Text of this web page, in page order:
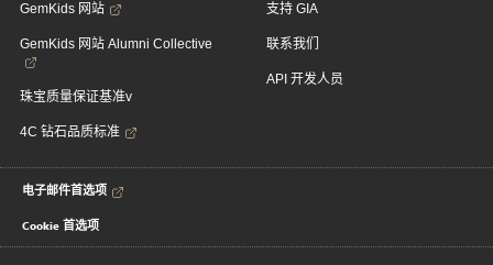
GemKids 网站
GemKids 网站 Alumni Collective
珠宝质量保证基准v
4C 钻石品质标准
支持 GIA
联系我们
API 开发人员
电子邮件首选项
Cookie 首选项